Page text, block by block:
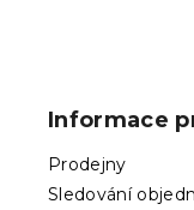
Informace
Prodejny
Sledování